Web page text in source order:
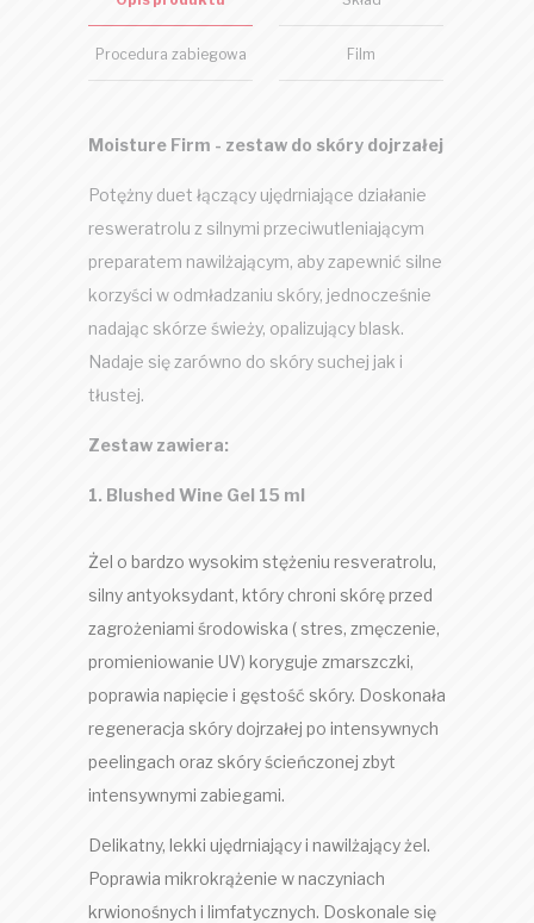
Procedura zabiegowa Film
Moisture Firm - zestaw do skóry dojrzałej
Potężny duet łączący ujędrniające działanie
resweratrolu z silnymi przeciwutleniającym
preparatem nawilżającym, aby zapewnić silne
korzyści w odmładzaniu skóry, jednocześnie
nadając skórze świeży, opalizujący blask.
Nadaje się zarówno do skóry suchej jak i
tłustej.
Zestaw zawiera:
1. Blushed Wine Gel 15 ml
Żel o bardzo wysokim stężeniu resveratrolu,
silny antyoksydant, który chroni skórę przed
zagrożeniami środowiska ( stres, zmęczenie,
promieniowanie UV) koryguje zmarszczki,
poprawia napięcie i gęstość skóry. Doskonała
regeneracja skóry dojrzałej po intensywnych
peelingach oraz skóry ścieńczonej zbyt
intensywnymi zabiegami.
Delikatny, lekki ujędrniający i nawilżający żel.
Poprawia mikrokrążenie w naczyniach
krwionośnych i limfatycznych. Doskonale się